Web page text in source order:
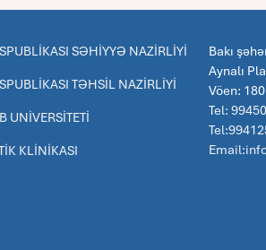
SƏHİYYƏ NAZİRLİYİ
TƏHSİL NAZİRLİYİ
UNİVERSİTETİ
KLİNİKASI
Bakı
Aynalı
Vöen:
Tel: